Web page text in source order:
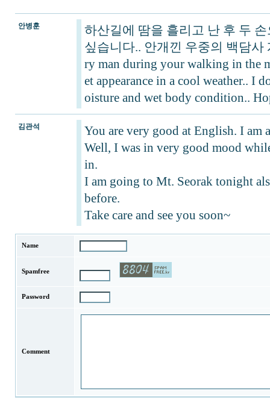
안병훈
하산길에 땀을 흘리고 난 후 두
싶습니다.. 안개낀 우중의 백담사
ry man during your walking in the
et appearance in a cool weather..
oisture and wet body condition..
김관석
You are very good at English. I
Well, I was in very good mood
in.
I am going to Mt. Seorak tonight
before.
Take care and see you soon~
Name
Spamfree
Password
Comment